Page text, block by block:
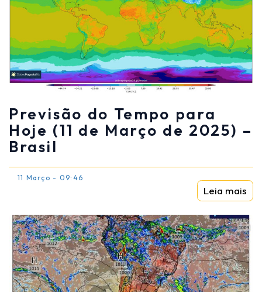
Previsão do Tempo para
Hoje (11 de Março de 2025) –
Brasil
11 Março - 09:46
Leia mais